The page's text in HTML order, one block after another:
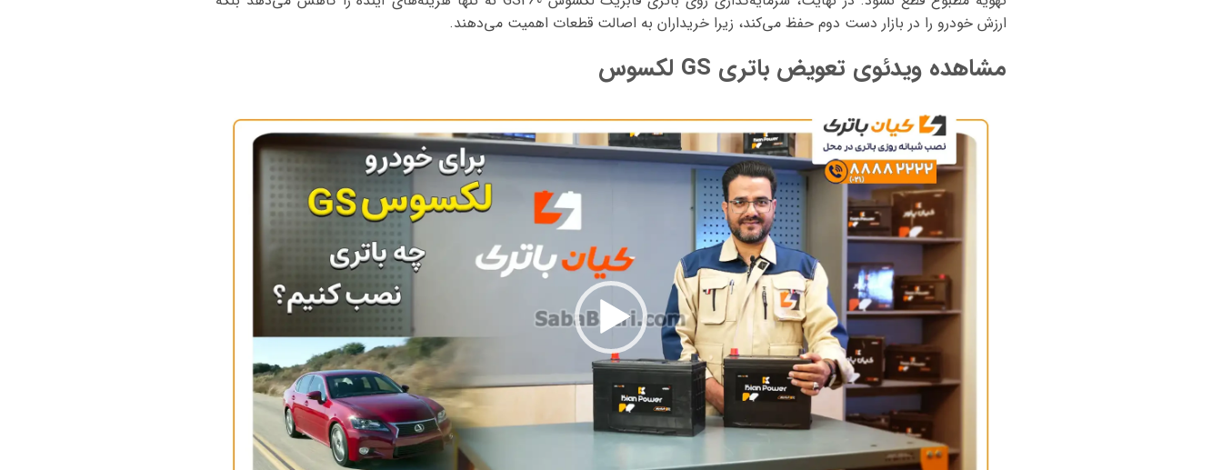
ارزش خودرو را در بازار دست دوم حفظ می‌کند، زیرا خریداران به اصالت قطعات اهمیت می‌دهند.
مشاهده ویدئوی تعویض باتری GS لکسوس
ویدیو